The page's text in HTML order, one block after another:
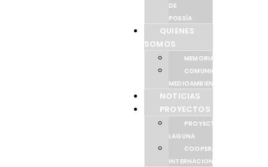
DE
POESÍA
QUIENES
SOMOS
MEMORIAS
COMUNICACIÓN
MEDIOAMBIENTAL
NOTICIAS
PROYECTOS
PROYECTO
LAGUNA
COOPERACIÓN
INTERNACIONAL